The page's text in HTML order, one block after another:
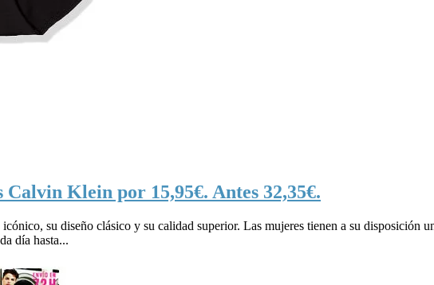
Klein por 15,95€. Antes 32,35€.
su diseño clásico y su calidad superior. Las mujeres tienen a su disposición
día hasta...